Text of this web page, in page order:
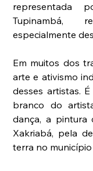
representada
Tupinambá,
especialmente
Em muitos dos
arte e ativismo
desses artistas.
branco do
dança, a
Xakriabá, pela
terra no